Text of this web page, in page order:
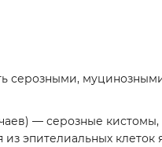
серозными,
— серозные
эпителиальных клеток